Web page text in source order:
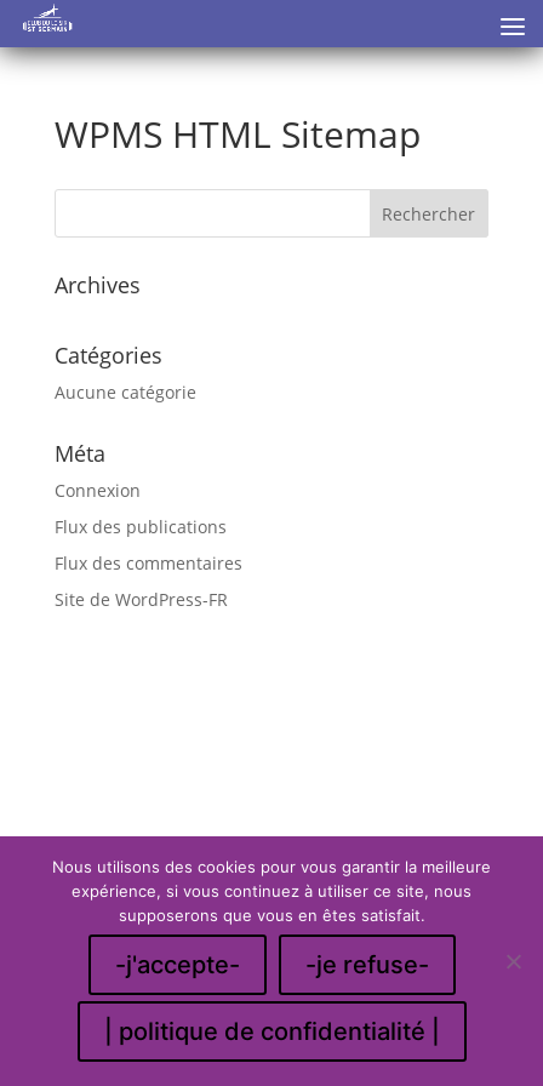
WPMS HTML Sitemap
Archives
Catégories
Aucune catégorie
Méta
Connexion
Flux des publications
Flux des commentaires
Site de WordPress-FR
Membres du bureau
Mentions Légales
Politique de Confidentialité
Plan du Site
Création Site Internet | WEBILIKO |
Webdesign 842 Concept
Nous utilisons des cookies pour vous garantir la meilleure
expérience, si vous continuez à utiliser ce site, nous
supposerons que vous en êtes satisfait.
-j'accepte- -je refuse-
| politique de confidentialité |